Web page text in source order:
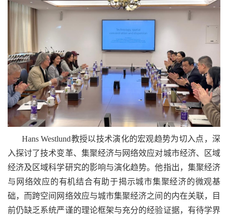
Hans Westlund教授以技术演化的宏观趋势为切入点，深
入探讨了技术变革、集聚经济与网络效应对城市经济、区域
经济及区域科学研究的影响与演化趋势。他指出，集聚经济
与网络效应的有机结合有助于揭示城市集聚经济的微观基
础，而跨空间网络效应与城市集聚经济之间的内在关联，目
前仍缺乏系统严谨的理论框架与充分的经验证据，有待学界